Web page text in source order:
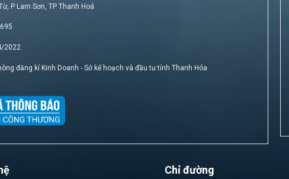
P Lam Sơn, TP Thanh Hoá
2022
đăng kí Kinh Doanh - Sở kế hoạch và đầu tư tỉnh Thanh Hóa
Chỉ đường